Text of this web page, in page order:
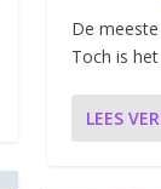
De
Toch is
LEES